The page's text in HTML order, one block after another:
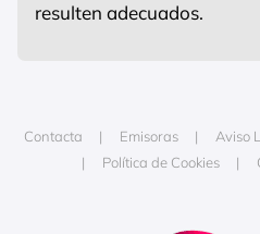
resulten adecuados.
Contacta Emisoras Aviso
Política de Cookies